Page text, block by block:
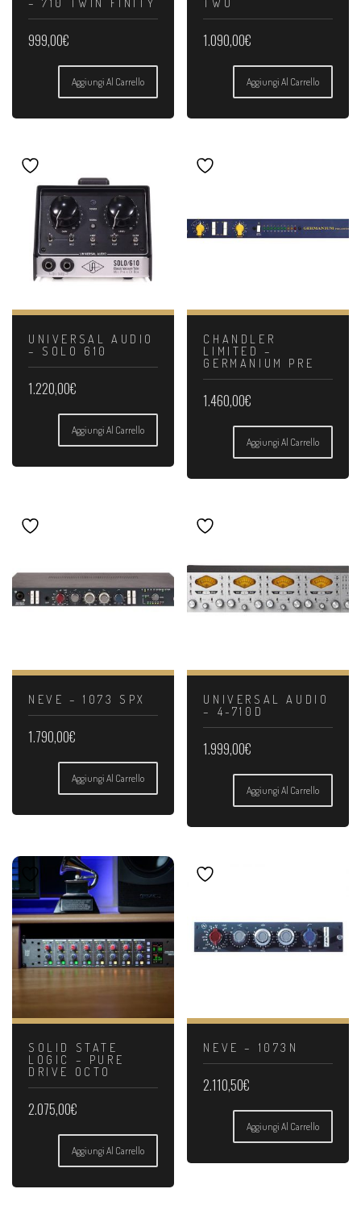
999,00€
Aggiungi Al Carrello
1.090,00€
Aggiungi Al Carrello
UNIVERSAL AUDIO
– SOLO 610
1.220,00€
Aggiungi Al Carrello
CHANDLER
LIMITED –
GERMANIUM PRE
1.460,00€
Aggiungi Al Carrello
NEVE – 1073 SPX
1.790,00€
Aggiungi Al Carrello
UNIVERSAL AUDIO
– 4-710D
1.999,00€
Aggiungi Al Carrello
SOLID STATE
LOGIC – PURE
DRIVE OCTO
2.075,00€
Aggiungi Al Carrello
NEVE – 1073N
2.110,50€
Aggiungi Al Carrello